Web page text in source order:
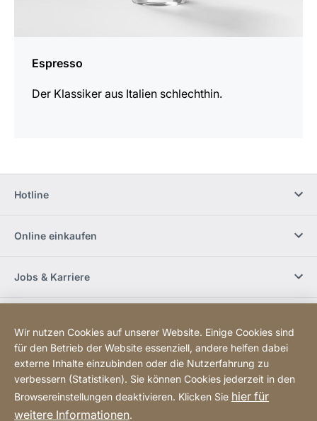
Espresso
Der Klassiker aus Italien schlechthin.
Hotline
Online einkaufen
Jobs & Karriere
Social Media
Newsletter bestellen
Wir nutzen Cookies auf unserer Website. Einige Cookies sind
für den Betrieb der Website essenziell, andere helfen dabei
externe Inhalte einzubinden oder die Nutzerfahrung zu
verbessern (Statistiken). Sie können Cookies jederzeit in den
Browsereinstellungen deaktivieren. Klicken Sie hier für
weitere Informationen.